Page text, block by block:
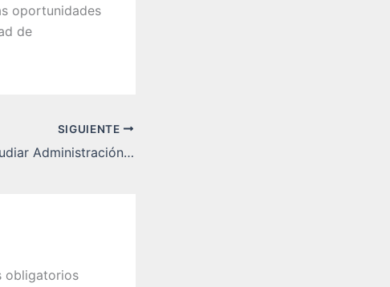
oportunidades
de
SIGUIENTE
¿Por qué estudiar Administración de Empresas en línea?
obligatorios